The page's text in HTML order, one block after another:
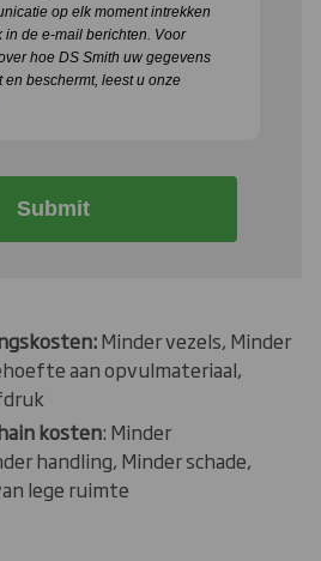
op elk moment intrekken
in de e-mail berichten. Voor
hoe DS Smith uw gegevens
en beschermt, leest u onze
Submit
Minder vezels, Minder
aan opvulmateriaal,
kosten: Minder
handling, Minder schade,
lege ruimte